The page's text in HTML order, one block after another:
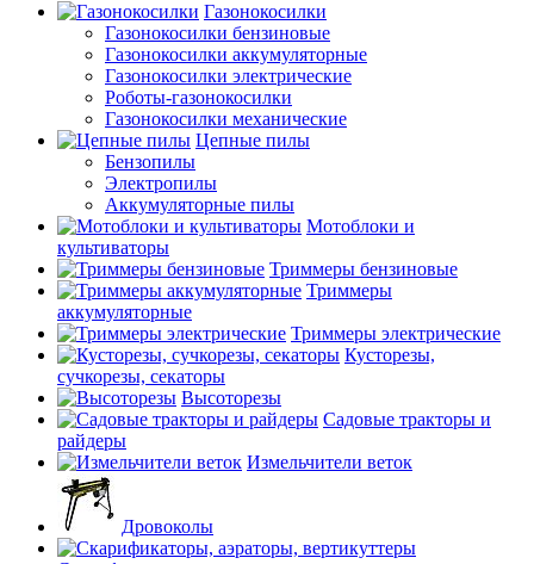
Газонокосилки
Газонокосилки бензиновые
Газонокосилки аккумуляторные
Газонокосилки электрические
Роботы-газонокосилки
Газонокосилки механические
Цепные пилы
Бензопилы
Электропилы
Аккумуляторные пилы
Мотоблоки и
культиваторы
Триммеры бензиновые
Триммеры
аккумуляторные
Триммеры электрические
Кусторезы,
сучкорезы, секаторы
Высоторезы
Садовые тракторы и
райдеры
Измельчители веток
Дровоколы